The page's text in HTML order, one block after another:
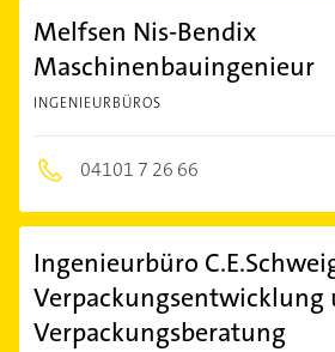
Melfsen Nis-Bendix
Maschinenbauingenieur
INGENIEURBÜROS
04101 7 26 66
Ingenieurbüro
Verpackungsentwicklung
Verpackungsberatung